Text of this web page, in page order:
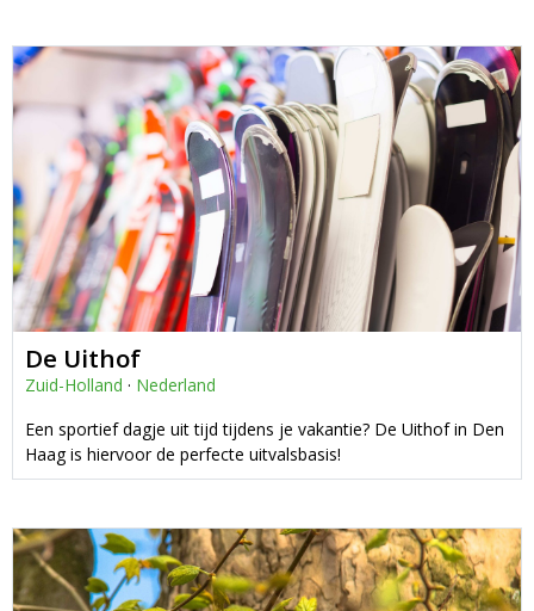
De Uithof
Zuid-Holland · Nederland
Een sportief dagje uit tijd tijdens je vakantie? De Uithof in Den
Haag is hiervoor de perfecte uitvalsbasis!